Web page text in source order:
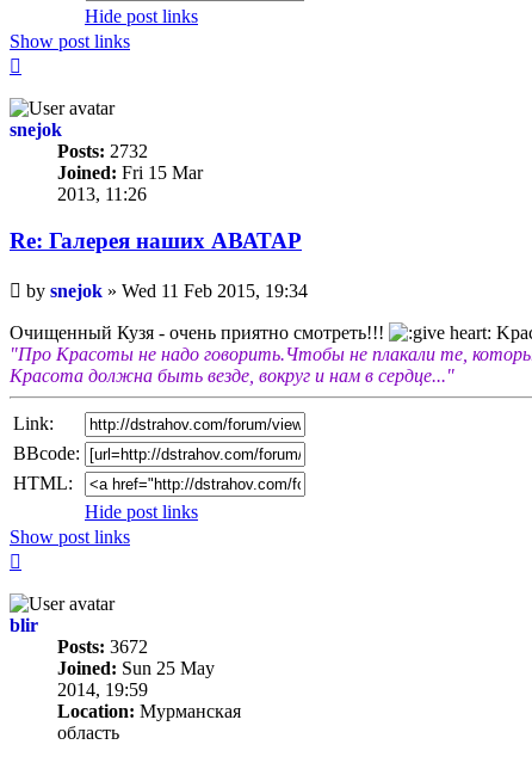
Hide post links
Show post links
snejok
Posts: 2732
Joined: Fri 15 Mar
2013, 11:26
Re: Галерея наших АВАТАР
Unread
post
by snejok » Wed 11 Feb 2015, 19:34
Очищенный Кузя - очень приятно смотреть!!!
"Про Красоты не надо говорить.Чтобы не плакали те,
Красота должна быть везде, вокруг и нам в сердце..."
Link:
BBcode:
HTML:
Hide post links
Show post links
blir
Posts: 3672
Joined: Sun 25 May
2014, 19:59
Location: Мурманская
область